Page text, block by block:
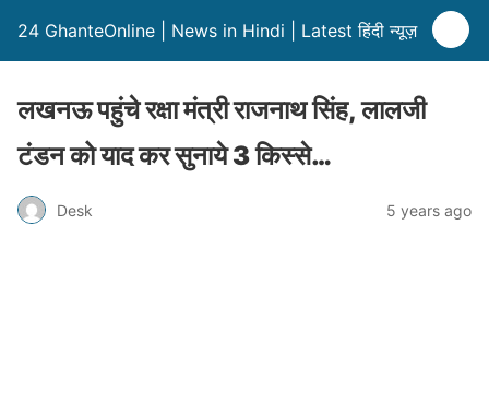
24 GhanteOnline | News in Hindi | Latest हिंदी न्यूज़
लखनऊ पहुंचे रक्षा मंत्री राजनाथ सिंह, लालजी
टंडन को याद कर सुनाये 3 किस्से…
Desk 5 years ago